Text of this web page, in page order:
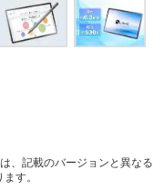
、記載のバージョンと異なる
す。